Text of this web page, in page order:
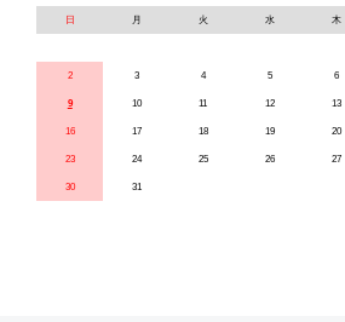
日 月 火 水 木
2 3 4 5 6
9 10 11 12 13
16 17 18 19 20
23 24 25 26 27
30 31